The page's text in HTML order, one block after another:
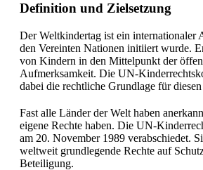
Definition und Zielsetzung
Der Weltkindertag ist ein internationaler
den Vereinten Nationen initiiert wurde.
von Kindern in den Mittelpunkt der
Aufmerksamkeit. Die UN-
dabei die rechtliche Grundlage für
Fast alle Länder der Welt haben
eigene Rechte haben. Die UN-
am 20. November 1989 verabschiedet.
weltweit grundlegende Rechte auf
Beteiligung.